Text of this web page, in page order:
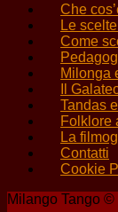
Che
Le
Come
Milonga
Il
Tandas
Folklore
La
Contatti
Cookie
Milango Tango ©